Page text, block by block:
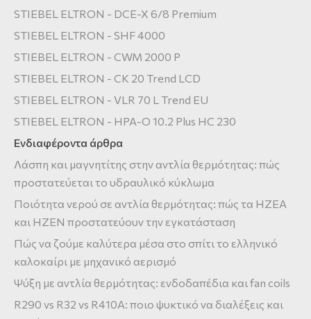
STIEBEL ELTRON - DCE-X 6/8 Premium
STIEBEL ELTRON - SHF 4000
STIEBEL ELTRON - CWM 2000 P
STIEBEL ELTRON - CK 20 Trend LCD
STIEBEL ELTRON - VLR 70 L Trend EU
STIEBEL ELTRON - HPA-O 10.2 Plus HC 230
Ενδιαφέροντα άρθρα
Λάσπη και μαγνητίτης στην αντλία θερμότητας: πώς
προστατεύεται το υδραυλικό κύκλωμα
Ποιότητα νερού σε αντλία θερμότητας: πώς τα HZEA
και HZEN προστατεύουν την εγκατάσταση
Πώς να ζούμε καλύτερα μέσα στο σπίτι το ελληνικό
καλοκαίρι με μηχανικό αερισμό
Ψύξη με αντλία θερμότητας: ενδοδαπέδια και fan coils
R290 vs R32 vs R410A: ποιο ψυκτικό να διαλέξεις και